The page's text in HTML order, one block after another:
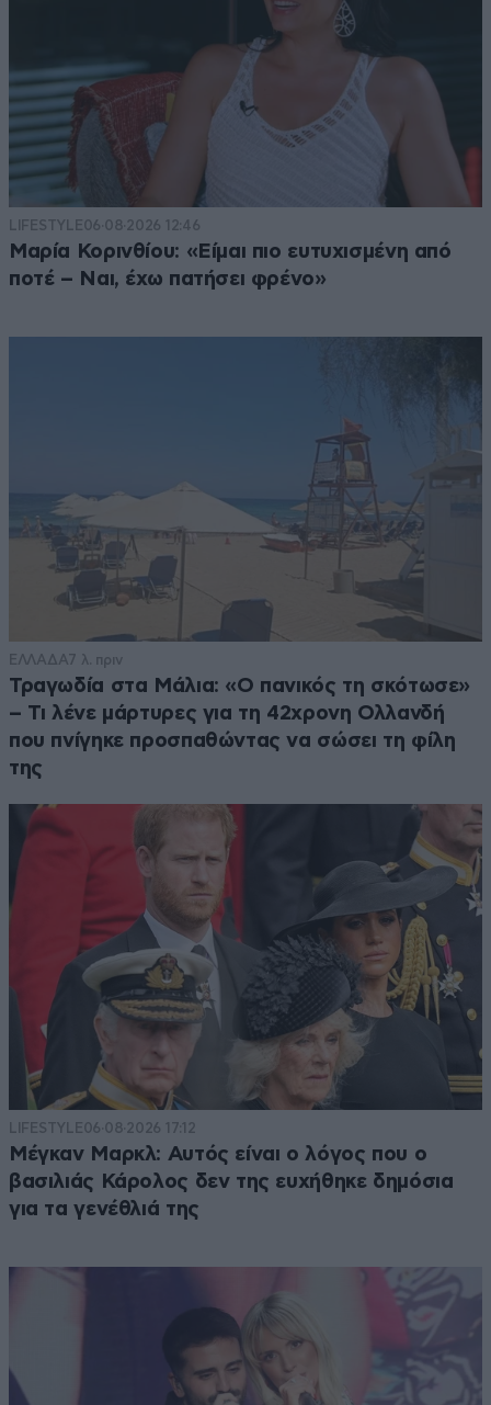
LIFESTYLE06·08·2026 12:46
Μαρία Κορινθίου: «Είμαι πιο ευτυχισμένη από
ποτέ – Ναι, έχω πατήσει φρένο»
ΕΛΛΑΔΑ7 λ. πριν
Τραγωδία στα Μάλια: «Ο πανικός τη σκότωσε»
– Τι λένε μάρτυρες για τη 42χρονη Ολλανδή
που πνίγηκε προσπαθώντας να σώσει τη φίλη
της
LIFESTYLE06·08·2026 17:12
Μέγκαν Μαρκλ: Αυτός είναι ο λόγος που ο
βασιλιάς Κάρολος δεν της ευχήθηκε δημόσια
για τα γενέθλιά της